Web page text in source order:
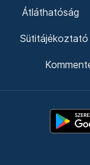
Átláthatóság
Sütitájékoztató